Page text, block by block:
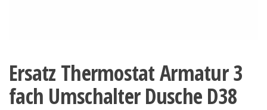
Ersatz Thermostat Armatur 3
fach Umschalter Dusche D38